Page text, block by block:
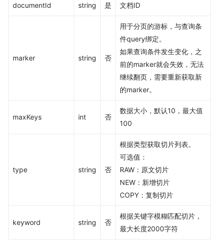
documentId string 是 文档ID
marker string 否
用于分页的游标，与查询条
件query绑定。
如果查询条件发生变化，之
前的marker就会失效，无法
继续翻页，需要重新获取新
的marker。
maxKeys int 否
数据大小，默认10，最大值
100
type string 否
根据类型获取切片列表。
可选值：
RAW：原文切片
NEW：新增切片
COPY：复制切片
keyword string 否
根据关键字模糊匹配切片，
最大长度2000字符